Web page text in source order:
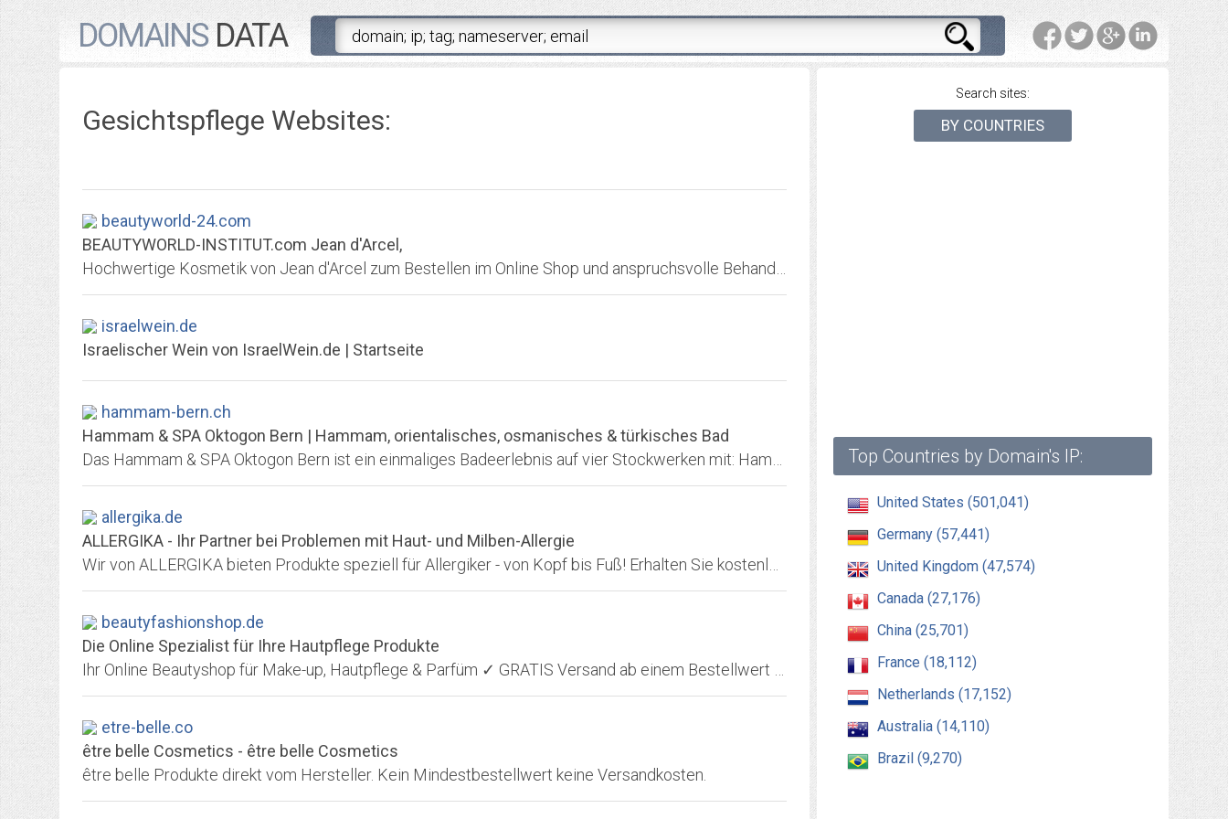
DOMAINSDATA
Search sites:
BY COUNTRIES
Top Countries by Domain's IP:
United States (501,041)
Germany (57,441)
United Kingdom (47,574)
Canada (27,176)
China (25,701)
France (18,112)
Netherlands (17,152)
Australia (14,110)
Brazil (9,270)
Gesichtspflege Websites:
beautyworld-24.com
BEAUTYWORLD-INSTITUT.com Jean d'Arcel,
israelwein.de
Israelischer Wein von IsraelWein.de | Startseite
hammam-bern.ch
Hammam & SPA Oktogon Bern | Hammam, orientalisches, osmanisches & türkisches Bad
allergika.de
ALLERGIKA - Ihr Partner bei Problemen mit Haut- und Milben-Allergie
beautyfashionshop.de
Die Online Spezialist für Ihre Hautpflege Produkte
etre-belle.co
être belle Cosmetics - être belle Cosmetics
être belle Produkte direkt vom Hersteller. Kein Mindestbestellwert keine Versandkosten.